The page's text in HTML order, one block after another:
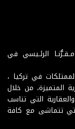
الرئـيسي في
في تركيا ،
المتميزة، من خلال
التي تناسب
تتماشى مع كافة